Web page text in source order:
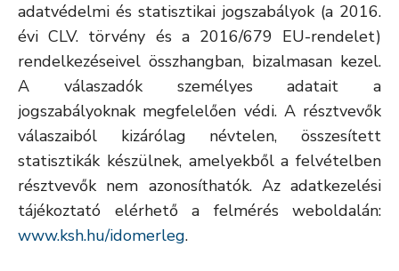
adatvédelmi és statisztikai jogszabályok (a 2016.
évi CLV. törvény és a 2016/679 EU-rendelet)
rendelkezéseivel összhangban, bizalmasan kezel.
A válaszadók személyes adatait a
jogszabályoknak megfelelően védi. A résztvevők
válaszaiból kizárólag névtelen, összesített
statisztikák készülnek, amelyekből a felvételben
résztvevők nem azonosíthatók. Az adatkezelési
tájékoztató elérhető a felmérés weboldalán:
www.ksh.hu/idomerleg.